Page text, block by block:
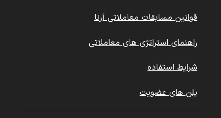
قوانین مسابقات معاملاتی آرنا
راهنمای استراتژی های معاملاتی
شرایط استفاده
پلن های عضویت